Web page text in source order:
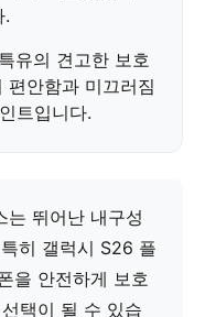
.
유의 견고한 보호
편안함과 미끄러짐
트입니다.
는 뛰어난 내구성
히 갤럭시 S26 플
을 안전하게 보호
택이 될 수 있습